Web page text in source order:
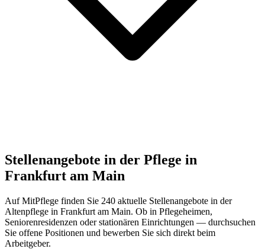
Stellenangebote in der Pflege in
Frankfurt am Main
Auf MitPflege finden Sie 240 aktuelle Stellenangebote in der
Altenpflege in Frankfurt am Main. Ob in Pflegeheimen,
Seniorenresidenzen oder stationären Einrichtungen — durchsuchen
Sie offene Positionen und bewerben Sie sich direkt beim
Arbeitgeber.